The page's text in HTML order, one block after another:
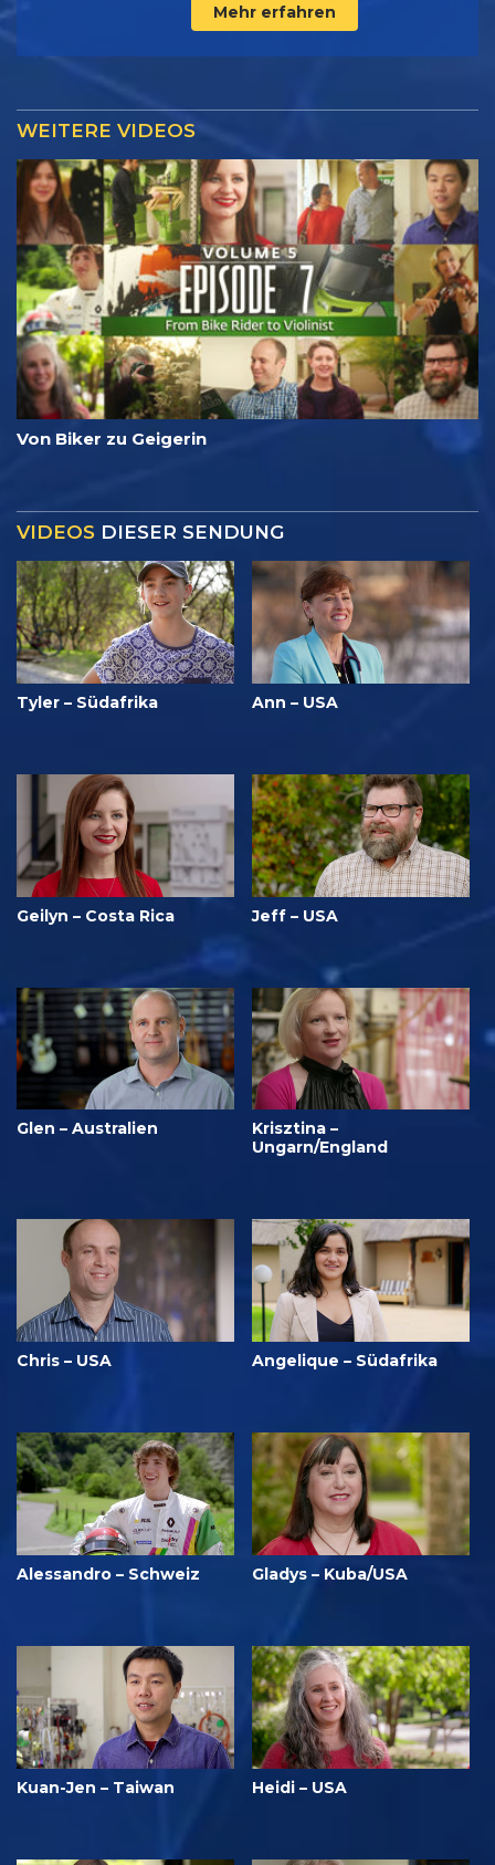
Mehr erfahren
WEITERE VIDEOS
Von Biker zu Geigerin
VIDEOS DIESER SENDUNG
Tyler – Südafrika Ann – USA
Geilyn – Costa Rica Jeff – USA
Glen – Australien
Krisztina –
Ungarn/England
Chris – USA Angelique – Südafrika
Alessandro – Schweiz Gladys – Kuba/USA
Kuan-Jen – Taiwan Heidi – USA